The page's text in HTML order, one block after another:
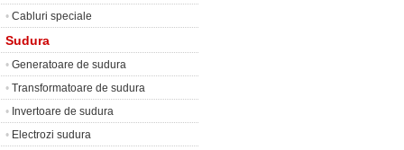
• Cabluri speciale
Sudura
• Generatoare de sudura
• Transformatoare de sudura
• Invertoare de sudura
• Electrozi sudura